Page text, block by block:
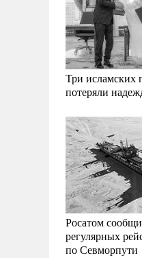
Три исламских
потеряли
Росатом
регулярных
по Севморпути